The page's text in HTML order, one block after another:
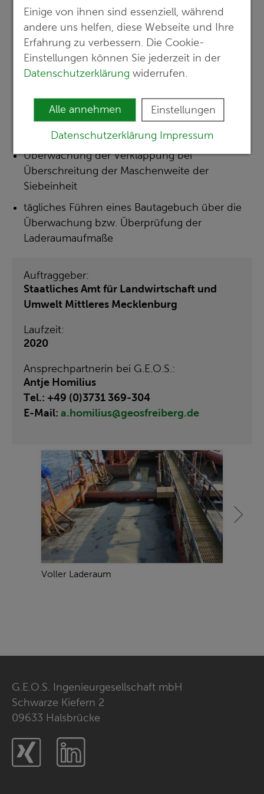
Einige von ihnen sind essenziell, während
andere uns helfen, diese Webseite und Ihre
Erfahrung zu verbessern. Die Cookie-
Einstellungen können Sie jederzeit in der
Datenschutzerklärungwiderrufen.
Alle annehmen Einstellungen
Datenschutzerklärung Impressum
Leistungen
Qualitäts- und Quantitätskontrolle des Sandes,
Einhaltung der zulässigen Maschenweite am
Saugarmgitter,
Überwachung der sachgerechten Siebung und
Magnetscheidung an Bord,
Überwachung der Verklappung bei
Überschreitung der Maschenweite der
Siebeinheit
tägliches Führen eines Bautagebuch über die
Überwachung bzw. Überprüfung der
Laderaumaufmaße
Auftraggeber:
Staatliches Amt für Landwirtschaft und
Umwelt Mittleres Mecklenburg
Laufzeit:
2020
Ansprechpartnerin bei G.E.O.S.:
Antje Homilius
Tel.: +49 (0)3731 369-304
E-Mail: a.homilius@geosfreiberg.de
Voller Laderaum
G.E.O.S. Ingenieurgesellschaft mbH
Schwarze Kiefern 2
09633 Halsbrücke
Xing LinkedIn